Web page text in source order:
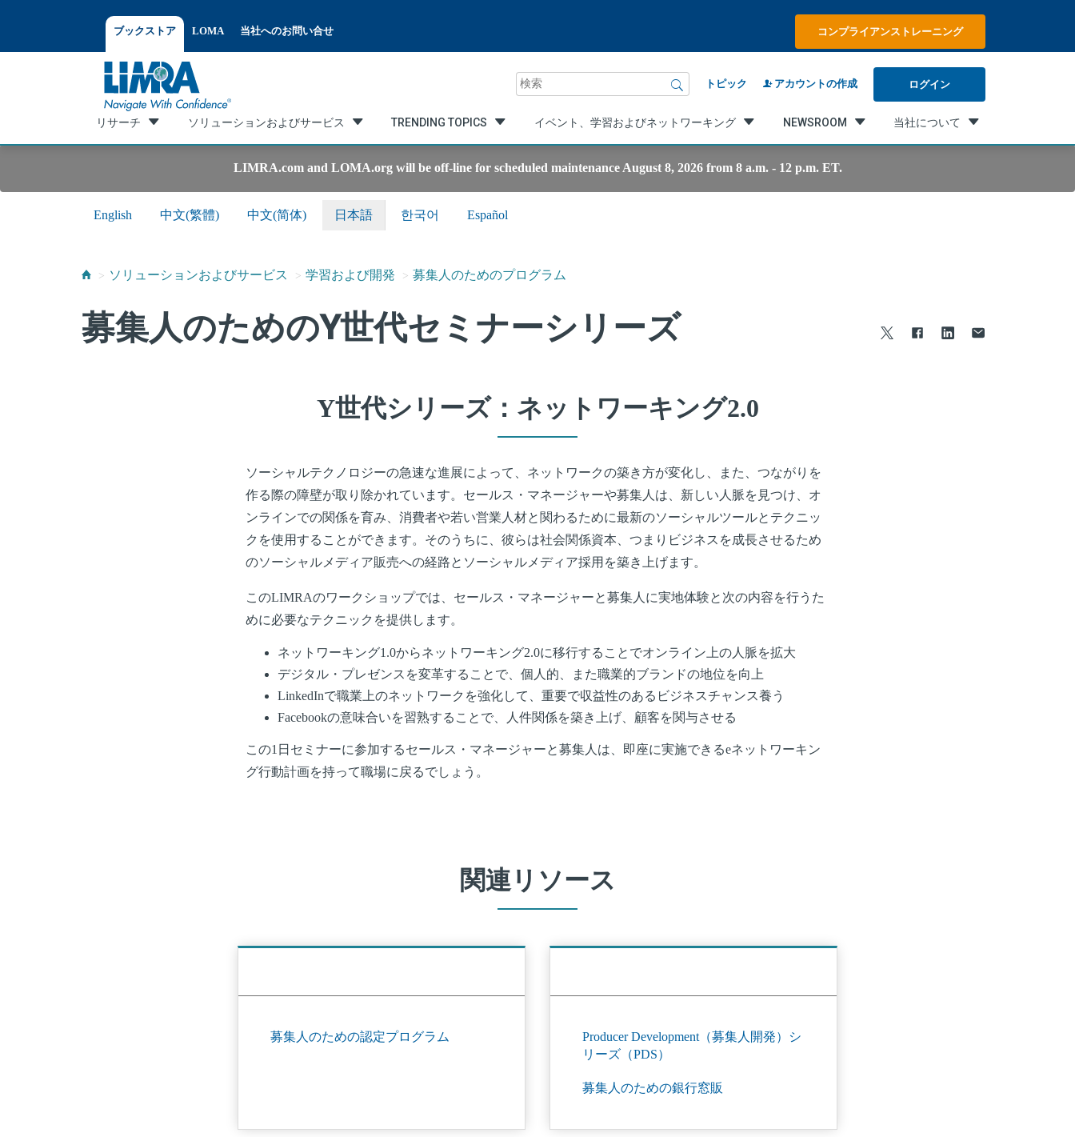
ブックストア LOMA 当社へのお問い合せ コンプライアンストレーニング
検
索
トピック アカウントの作成 ログイン
リサーチ ソリューションおよびサービス TRENDING TOPICS イベント、学習およびネットワーキング NEWSROOM 当社について
LIMRA.com and LOMA.org will be off-line for scheduled maintenance August 8, 2026 from 8 a.m. - 12 p.m. ET.
English 中文(繁體) 中文(简体) 日本語 한국어 Español
ソリューションおよびサービス 学習および開発 募集人のためのプログラム
募集人のためのY世代セミナーシリーズ
Y世代シリーズ：ネットワーキング2.0
ソーシャルテクノロジーの急速な進展によって、ネットワークの築き方が変化し、また、つながりを
作る際の障壁が取り除かれています。セールス・マネージャーや募集人は、新しい人脈を見つけ、オ
ンラインでの関係を育み、消費者や若い営業人材と関わるために最新のソーシャルツールとテクニッ
クを使用することができます。そのうちに、彼らは社会関係資本、つまりビジネスを成長させるため
のソーシャルメディア販売への経路とソーシャルメディア採用を築き上げます。
このLIMRAのワークショップでは、セールス・マネージャーと募集人に実地体験と次の内容を行うた
めに必要なテクニックを提供します。
ネットワーキング1.0からネットワーキング2.0に移行することでオンライン上の人脈を拡大
デジタル・プレゼンスを変革することで、個人的、また職業的ブランドの地位を向上
LinkedInで職業上のネットワークを強化して、重要で収益性のあるビジネスチャンス養う
Facebookの意味合いを習熟することで、人件関係を築き上げ、顧客を関与させる
この1日セミナーに参加するセールス・マネージャーと募集人は、即座に実施できるeネットワーキン
グ行動計画を持って職場に戻るでしょう。
関連リソース
募集人のための認定プログラム
Producer Development（募集人開発）シ
リーズ（PDS）
募集人のための銀行窓販